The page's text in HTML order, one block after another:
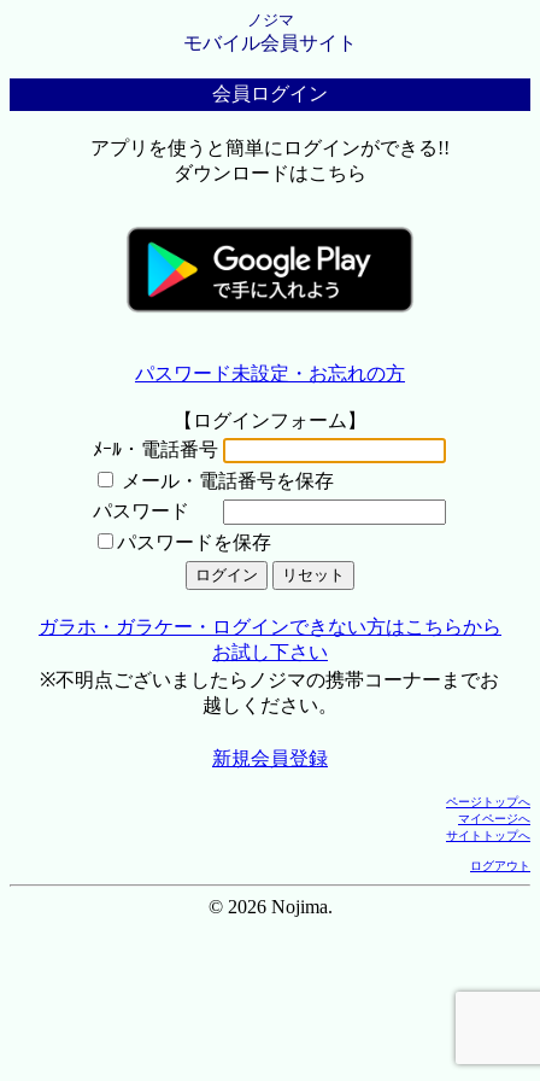
ノジマ
モバイル会員サイト
会員ログイン
アプリを使うと簡単にログインができる!!
ダウンロードはこちら
パスワード未設定・お忘れの方
【ログインフォーム】
ﾒｰﾙ・電話番号
メール・電話番号を保存
パスワード
パスワードを保存
ガラホ・ガラケー・ログインできない方はこちらから
お試し下さい
※不明点ございましたらノジマの携帯コーナーまでお
越しください。
新規会員登録
ページトップへ
マイページへ
サイトトップへ
ログアウト
© 2026 Nojima.